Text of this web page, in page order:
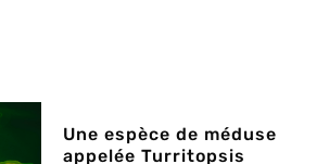
Une espèce de méduse
appelée Turritopsis